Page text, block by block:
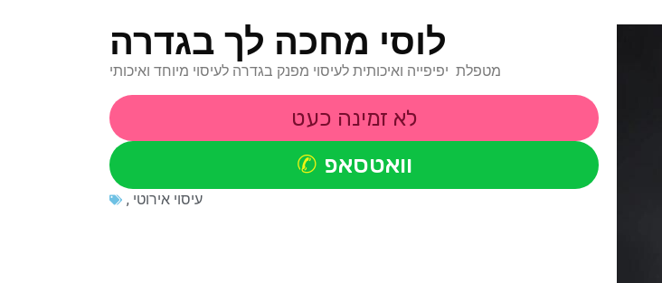
לוסי מחכה לך בגדרה
מטפלת יפיפייה ואיכותית לעיסוי מפנק בגדרה לעיסוי מיוחד ואיכותי
לא זמינה כעט
וואטסאפ
, עיסוי אירוטי